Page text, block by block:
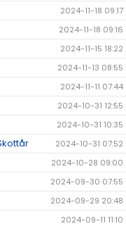
2024-11-18 09:17
2024-11-18 09:16
2024-11-15 18:22
2024-11-13 08:55
2024-11-11 07:44
2024-10-31 12:55
2024-10-31 10:35
2024-10-31 07:52
2024-10-28 09:00
2024-09-30 07:55
2024-09-29 20:48
2024-09-11 11:10